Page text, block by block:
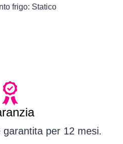
frigo: Statico
per 12 mesi.